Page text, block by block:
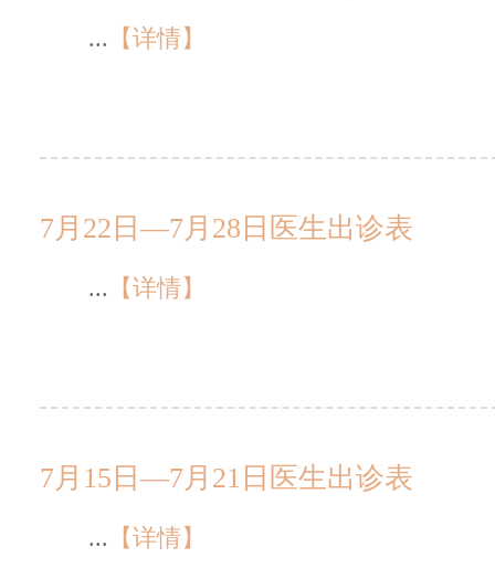
... 【详情】
7月22日—7月28日医生出诊表
... 【详情】
7月15日—7月21日医生出诊表
... 【详情】